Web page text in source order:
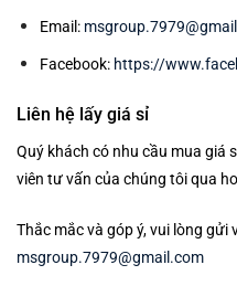
Email:
Facebook: https://
Liên hệ lấy giá sỉ
Quý khách có nhu cầu mua giá
viên tư vấn của chúng tôi qua
Thắc mắc và góp ý, vui lòng gửi
msgroup.7979@gmail.com